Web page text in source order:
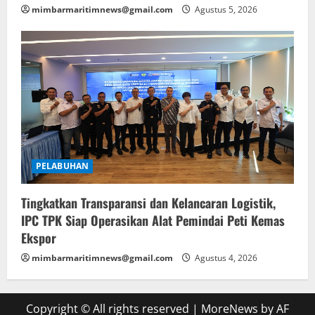
mimbarmaritimnews@gmail.com Agustus 5, 2026
PELABUHAN
Tingkatkan Transparansi dan Kelancaran Logistik,
IPC TPK Siap Operasikan Alat Pemindai Peti Kemas
Ekspor
mimbarmaritimnews@gmail.com Agustus 4, 2026
Copyright © All rights reserved | MoreNews by AF